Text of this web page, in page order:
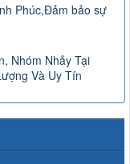
Phúc,Đảm bảo sự
Nhóm Nhảy Tại
Và Uy Tín